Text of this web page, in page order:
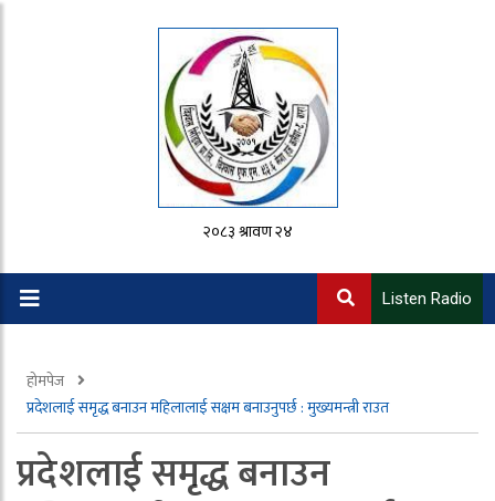
२०८३ श्रावण २४
Listen Radio
होमपेज
प्रदेशलाई समृद्ध बनाउन महिलालाई सक्षम बनाउनुपर्छ : मुख्यमन्त्री राउत
प्रदेशलाई समृद्ध बनाउन